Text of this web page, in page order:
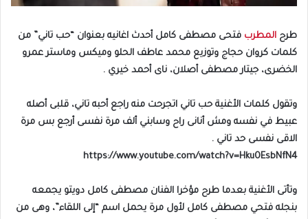
طرح المطرب فتحى مصطفى كامل أحدث اغانيه بعنوان “حب تاني” من
كلمات كروان حجاج وتوزيع محمد عاطف الحلو وميكس وماستر عمرو
الخضرى، جيتار مصطفى أصلان، ناى أحمد خيري .
وتقول كلمات الأغنية حب تاني اتجرحت منه راجع أحبه تاني، قلبى أصله
عبيط في نفسه ومش أنانى راح وسابني ألف مرة نفسى أرجع بس مرة
الاقى نفسى حد تاني .
https://www.youtube.com/watch?v=Hku0EsbNfN4
وتأتى الأغنية بعدما طرح مؤخرا الفنان مصطفى كامل دويتو يجمعه
بنجله فتحي مصطفى كامل لأول مرة يحمل اسم “إلى اللقاء”، وهى من